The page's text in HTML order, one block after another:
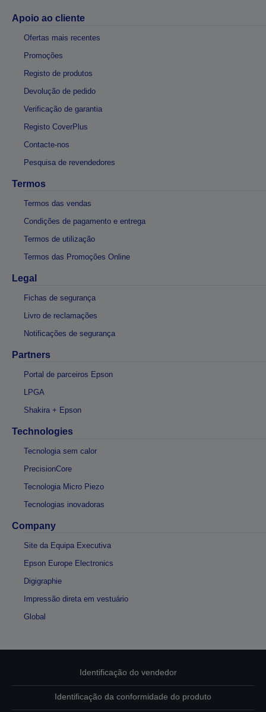
Apoio ao cliente
Ofertas mais recentes
Promoções
Registo de produtos
Devolução de pedido
Verificação de garantia
Registo CoverPlus
Contacte-nos
Pesquisa de revendedores
Termos
Termos das vendas
Condições de pagamento e entrega
Termos de utilização
Termos das Promoções Online
Legal
Fichas de segurança
Livro de reclamações
Notificações de segurança
Partners
Portal de parceiros Epson
LPGA
Shakira + Epson
Technologies
Tecnologia sem calor
PrecisionCore
Tecnologia Micro Piezo
Tecnologias inovadoras
Company
Site da Equipa Executiva
Epson Europe Electronics
Digigraphie
Impressão direta em vestuário
Global
Identificação do vendedor
Identificação da conformidade do produto